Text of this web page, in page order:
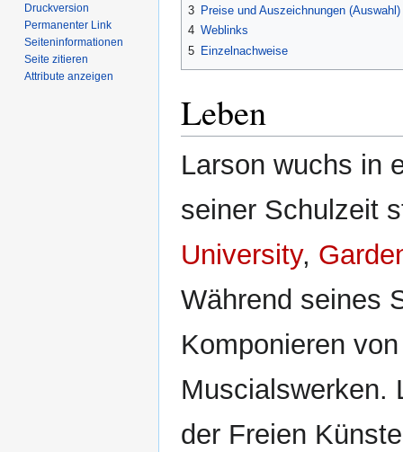
3 Preise und Auszeichnungen (Auswahl)
4 Weblinks
5 Einzelnachweise
Leben
Larson wuchs in
seiner Schulzeit
University,
Während seines
Komponieren
Muscialswerken.
der Freien
Druckversion
Permanenter Link
Seiten­­informationen
Seite zitieren
Attribute anzeigen